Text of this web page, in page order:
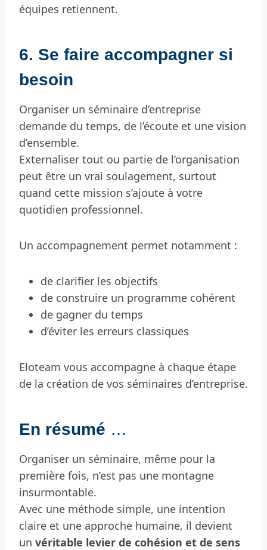
équipes retiennent.
6. Se faire accompagner si
besoin
Organiser un séminaire d’entreprise
demande du temps, de l’écoute et une vision
d’ensemble.
Externaliser tout ou partie de l’organisation
peut être un vrai soulagement, surtout
quand cette mission s’ajoute à votre
quotidien professionnel.
Un accompagnement permet notamment :
de clarifier les objectifs
de construire un programme cohérent
de gagner du temps
d’éviter les erreurs classiques
Eloteam vous accompagne à chaque étape
de la création de vos séminaires d’entreprise.
En résumé …
Organiser un séminaire, même pour la
première fois, n’est pas une montagne
insurmontable.
Avec une méthode simple, une intention
claire et une approche humaine, il devient
un véritable levier de cohésion et de sens